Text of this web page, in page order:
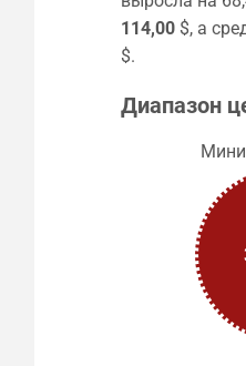
114,00$, а
$.
Диапазон